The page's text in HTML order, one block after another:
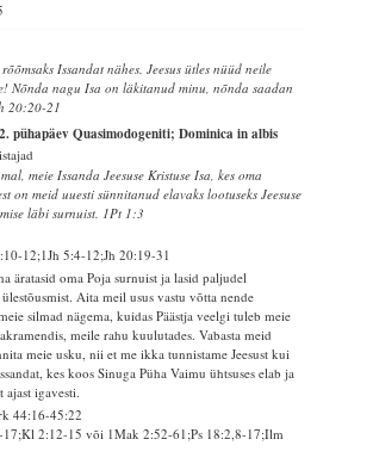
Issandat nähes. Jeesus ütles nüüd neile
Nõnda nagu Isa on läkitanud minu, nõnda saadan
20:20-21
pühapäev Quasimodogeniti; Dominica in albis
meie Issanda Jeesuse Kristuse Isa, kes oma
on meid uuesti sünnitanud elavaks lootuseks Jeesuse
läbi surnuist. 1Pt 1:3
12;1Jh 5:4-12;Jh 20:19-31
äratasid oma Poja surnuist ja lasid paljudel
Aita meil usus vastu võtta nende
silmad nägema, kuidas Päästja veelgi tuleb meie
meile rahu kuulutades. Vabasta meid
meie usku, nii et me ikka tunnistame Jeesust kui
kes koos Sinuga Püha Vaimu ühtsuses elab ja
ajast igavesti.
44:16-45:22
17;Kl 2:12-15 või 1Mak 2:52-61;Ps 18:2,8-17;Ilm